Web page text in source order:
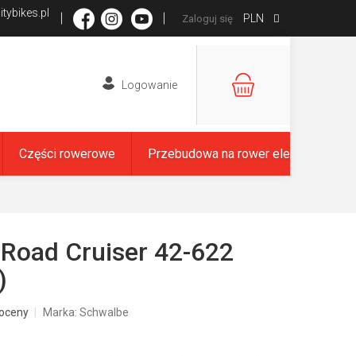
PLN
Zaloguj się
KOSZYK
Części rowerowe Przebudowa na rower elektryczny
Cruiser 42-622
Marka: Schwalbe